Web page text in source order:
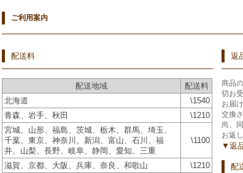
ご利用案内
配送料
配送地域
配送料
北海道
\1540
青森、岩手、秋田
\1210
宮城、山形、福島、茨城、栃木、群馬、埼玉、
千葉、東京、神奈川、新潟、富山、石川、福
井、山梨、長野、岐阜、静岡、愛知、三重
\1100
滋賀、京都、大阪、兵庫、奈良、和歌山
\1210
返
商品
切お
お届
交換
尚、
お返
▼返
配